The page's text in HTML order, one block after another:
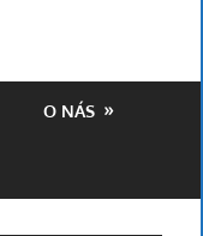
O NÁS